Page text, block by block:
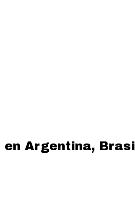
en Argentina, Brasil